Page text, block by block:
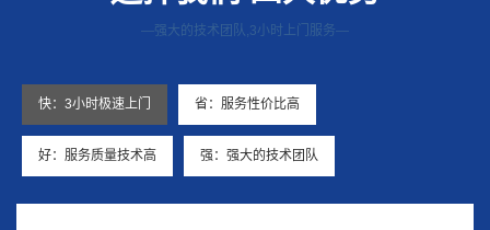
—强大的技术团队,3小时上门服务—
快：3小时极速上门 省：服务性价比高
好：服务质量技术高 强：强大的技术团队